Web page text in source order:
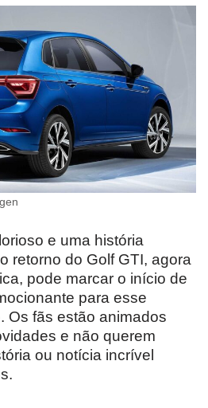
e uma história
retorno do Golf GTI, agora
pode marcar o início de
para esse
Os fãs estão animados
e não querem
ou notícia incrível